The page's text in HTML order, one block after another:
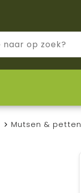
Mutsen & petten